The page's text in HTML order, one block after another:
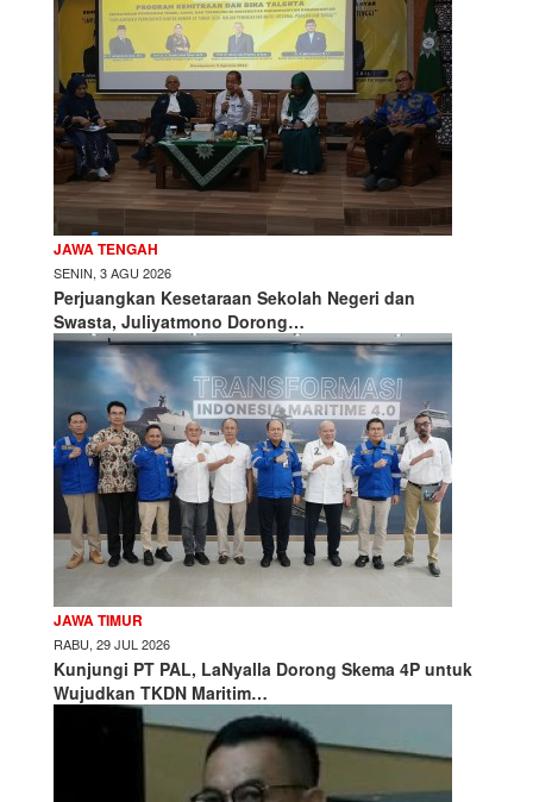
JAWA TENGAH
SENIN, 3 AGU 2026
Perjuangkan Kesetaraan Sekolah Negeri dan
Swasta, Juliyatmono Dorong…
JAWA TIMUR
RABU, 29 JUL 2026
Kunjungi PT PAL, LaNyalla Dorong Skema 4P untuk
Wujudkan TKDN Maritim…